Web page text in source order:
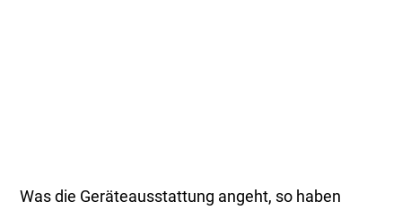
Was die Geräteausstattung angeht, so haben